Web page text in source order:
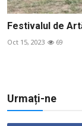
Festivalul de
Oct 15, 2023 69
Urmați-ne